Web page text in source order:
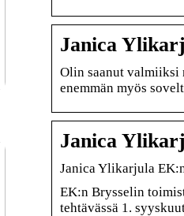
Janica
Olin saanut valmiiksi
enemmän myös
Janica
Janica Ylikarjula
EK:n Brysselin
tehtävässä 1.